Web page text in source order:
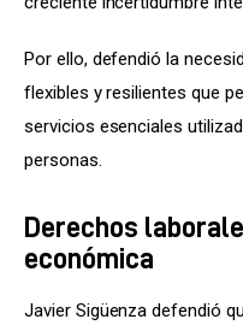
Por ello, defendió la
flexibles y resilientes que
servicios esenciales
personas.
Derechos
económica
Javier Sigüenza defendió